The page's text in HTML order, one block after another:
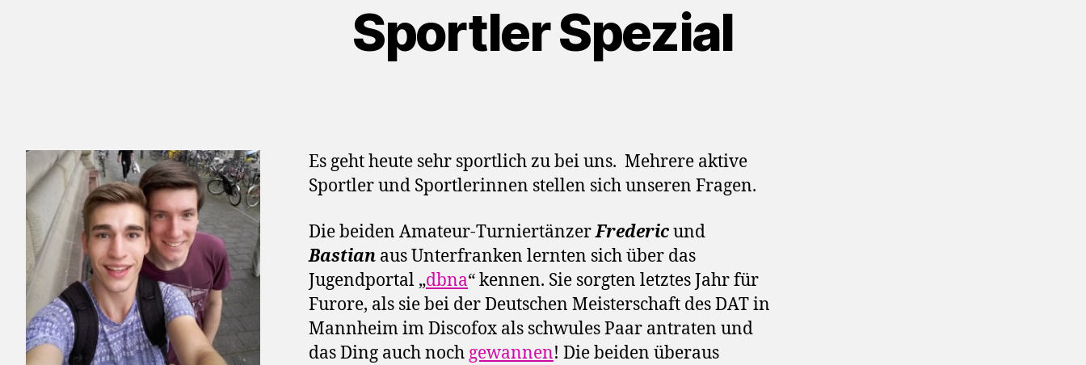
Sportler Spezial
Es geht heute sehr sportlich zu bei uns. Mehrere aktive
Sportler und Sportlerinnen stellen sich unseren Fragen.
Die beiden Amateur-TurniertänzerFredericund
Bastian aus Unterfranken lernten sich über das
Jugendportal „dbna“ kennen. Sie sorgten letztes Jahr für
Furore, als sie bei der Deutschen Meisterschaft des DAT in
Mannheim im Discofox als schwules Paar antraten und
das Ding auch noch gewannen! Die beiden überaus